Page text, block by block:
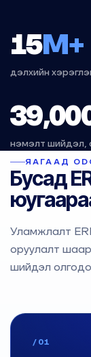
15M+
дэлхийн
нэмэлт шийдэл,
ЯАГААД
Бусад
Уламжлалт
оруулалт
шийдэл
/01